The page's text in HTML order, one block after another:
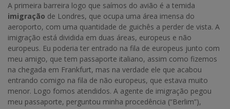
A primeira barreira logo que saímos do avião é a temida
imigração de Londres, que ocupa uma área imensa do
aeroporto, com uma quantidade de guichês a perder de vista. A
imigração está dividida em duas áreas, europeus e não
europeus. Eu poderia ter entrado na fila de europeus junto com
meu amigo, que tem passaporte italiano, assim como fizemos
na chegada em Frankfurt, mas na verdade ele que acabou
entrando comigo na fila de não europeus, que estava muito
menor. Logo fomos atendidos. A agente de imigração pegou
meu passaporte, perguntou minha procedência (“Berlim”),